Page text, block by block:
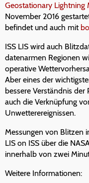
Geostationary Lightning
November 2016
befindet und auch mit
ISS LIS wird auch
datenarmen Regionen
operative
Aber eines der
bessere Verständnis
auch die Verknüpfung
Unwetterereignissen.
Messungen von Blitzen
LIS on ISS über die
innerhalb von zwei
Weitere Informationen: